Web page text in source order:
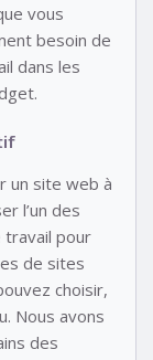
vous
besoin de
dans les
un site web à
l’un des
travail pour
de sites
choisir,
Nous avons
des